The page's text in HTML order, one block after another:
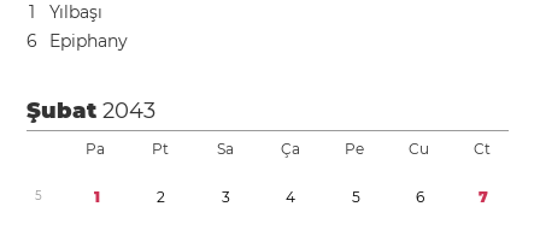
1
Yılbaşı
6
Epiphany
Şubat2043
Pa Pt Sa Ça Pe Cu Ct
5 1 2 3 4 5 6 7